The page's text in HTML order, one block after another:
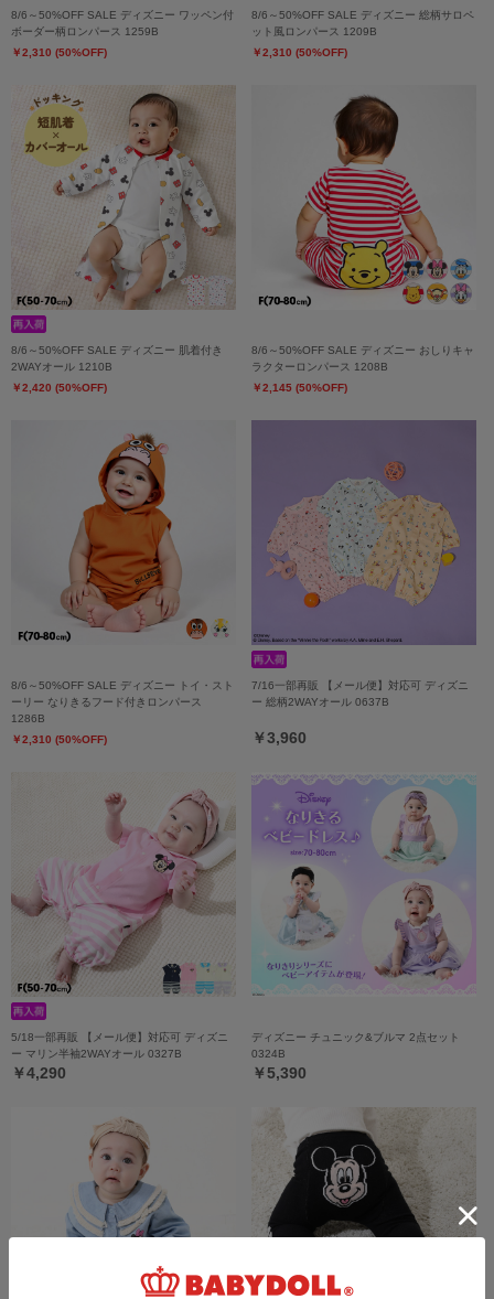
8/6～50%OFF SALE ディズニー ワッペン付
ボーダー柄ロンパース 1259B
￥2,310 (50%OFF)
8/6～50%OFF SALE ディズニー 総柄サロペ
ット風ロンパース 1209B
￥2,310 (50%OFF)
8/6～50%OFF SALE ディズニー 肌着付き
2WAYオール 1210B
￥2,420 (50%OFF)
8/6～50%OFF SALE ディズニー おしりキャ
ラクターロンパース 1208B
￥2,145 (50%OFF)
8/6～50%OFF SALE ディズニー トイ・スト
ーリー なりきるフード付きロンパース
1286B
￥2,310 (50%OFF)
7/16一部再販 【メール便】対応可 ディズニ
ー 総柄2WAYオール 0637B
￥3,960
5/18一部再販 【メール便】対応可 ディズニ
ー マリン半袖2WAYオール 0327B
￥4,290
ディズニー チュニック&ブルマ 2点セット
0324B
￥5,390